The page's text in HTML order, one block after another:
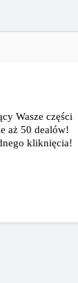
Wasze części
aż 50 dealów!
kliknięcia!